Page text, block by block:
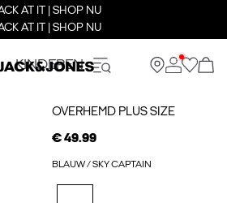
AT IT | SHOP NU
AT IT | SHOP NU
KINDEREN
OVERHEMD PLUS SIZE
€ 49.99
BLAUW / SKY CAPTAIN